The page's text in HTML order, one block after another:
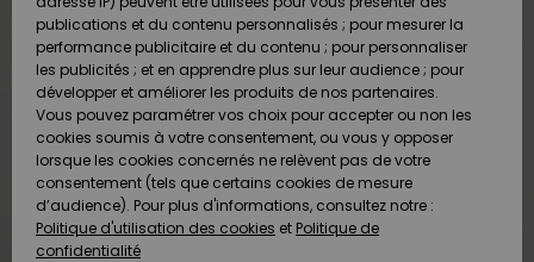
Surf
Snow
Nouveautés
Surf
Snow
Nouveautés
Snow
Highlights
Communauté
SNOW
Snow
Shop
Femme
A
Découvrir
Communauté
OUTLET
AIDE &
CONTACT
Carte
Cadeau
Quiksilver
Freedom
Protection
des
MAGASINS
publications et du contenu personnalisés ; pour mesurer la
performance publicitaire et du contenu ; pour personnaliser
les publicités ; et en apprendre plus sur leur audience ; pour
développer et améliorer les produits de nos partenaires.
Vous pouvez paramétrer vos choix pour accepter ou non les
cookies soumis à votre consentement, ou vous y opposer
lorsque les cookies concernés ne relèvent pas de votre
consentement (tels que certains cookies de mesure
d’audience). Pour plus d'informations, consultez notre :
Politique d'utilisation des cookies et Politique de
confidentialité